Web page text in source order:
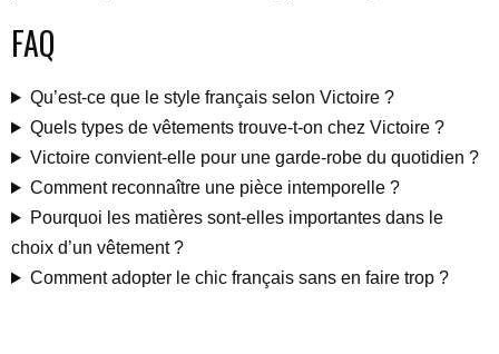
FAQ
Qu’est-ce que le style français selon Victoire ?
Quels types de vêtements trouve-t-on chez Victoire ?
Victoire convient-elle pour une garde-robe du quotidien ?
Comment reconnaître une pièce intemporelle ?
Pourquoi les matières sont-elles importantes dans le
choix d’un vêtement ?
Comment adopter le chic français sans en faire trop ?